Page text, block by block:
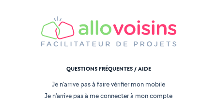
QUESTIONS FRÉQUENTES / AIDE
Je n'arrive pas à faire vérifier mon mobile
Je n'arrive pas à me connecter à mon compte